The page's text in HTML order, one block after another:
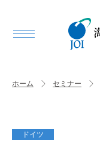
ホーム セミナー
ドイツ